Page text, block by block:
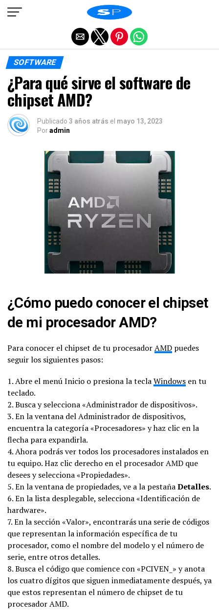
SOFTWARE
¿Para qué sirve el software de
chipset AMD?
Publicado 3 años atrás el mayo 13, 2023
Poradmin
¿Cómo puedo conocer el chipset
de mi procesador AMD?
Para conocer el chipset de tu procesadorAMD puedes
seguir los siguientes pasos:
1. Abre el menú Inicio o presiona la teclaWindows en tu
teclado.
2. Busca y selecciona «Administrador de dispositivos».
3. En la ventana del Administrador de dispositivos,
encuentra la categoría «Procesadores» y haz clic en la
flecha para expandirla.
4. Ahora podrás ver todos los procesadores instalados en
tu equipo. Haz clic derecho en el procesador AMD que
desees y selecciona «Propiedades».
5. En la ventana de propiedades, ve a la pestañaDetalles.
6. En la lista desplegable, selecciona «Identificación de
hardware».
7. En la sección «Valor», encontrarás una serie de códigos
que representan la información específica de tu
procesador, como el nombre del modelo y el número de
serie, entre otros detalles.
8. Busca el código que comience con «PCIVEN_» y anota
los cuatro dígitos que siguen inmediatamente después, ya
que estos representan el número de chipset de tu
procesador AMD.
Salir de la versión móvil